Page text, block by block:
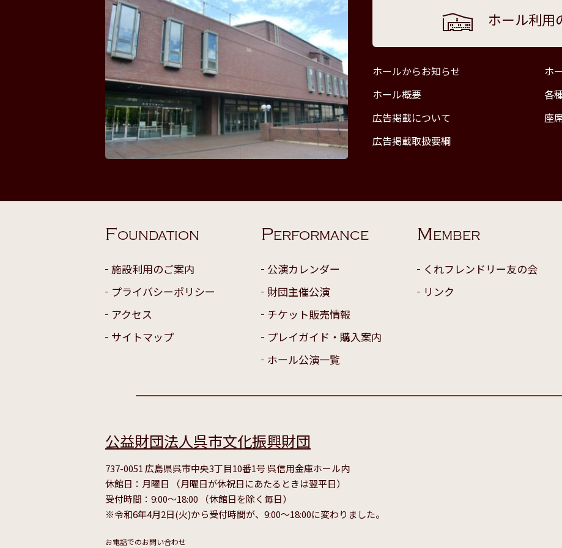
ホール利用
ホールからお知らせ
ホ
ホール概要
各
広告掲載について
座
広告掲載取扱要綱
FOUNDATION
施設利用のご案内
プライバシーポリシー
アクセス
サイトマップ
PERFORMANCE
公演カレンダー
財団主催公演
チケット販売情報
プレイガイド・購入案内
ホール公演一覧
MEMBER
くれフレンドリー友の会
リンク
公益財団法人呉市文化振興財団
737-0051 広島県呉市中央3丁目10番1号 呉信用金庫ホール内
休館日：月曜日 （月曜日が休祝日にあたるときは翌平日）
受付時間：9:00～18:00 （休館日を除く毎日）
※令和6年4月2日(火)から受付時間が、9:00～18:00に変わりました。
お電話でのお問い合わせ